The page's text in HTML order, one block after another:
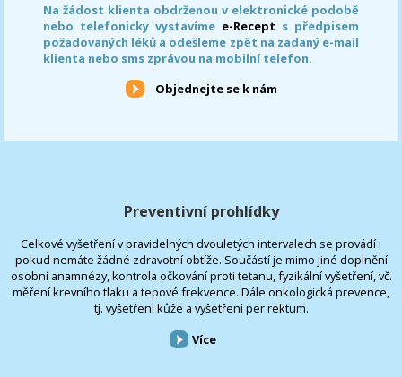
Na žádost klienta obdrženou v elektronické podobě
nebo telefonicky vystavíme e-Recept s předpisem
požadovaných léků a odešleme zpět na zadaný e-mail
klienta nebo sms zprávou na mobilní telefon.
Objednejte se k nám
Preventivní prohlídky
Celkové vyšetření v pravidelných dvouletých intervalech se provádí i
pokud nemáte žádné zdravotní obtíže. Součástí je mimo jiné doplnění
osobní anamnézy, kontrola očkování proti tetanu, fyzikální vyšetření, vč.
měření krevního tlaku a tepové frekvence. Dále onkologická prevence,
tj. vyšetření kůže a vyšetření per rektum.
Více